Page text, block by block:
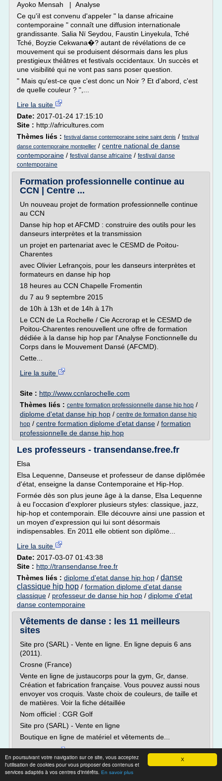
X
En poursuivant votre navigation sur ce site, vous acceptez
l'utilisation de cookies pour vous proposer des contenus et
services adaptés à vos centres d'intérêts. En savoir plus
Ayoko Mensah | Analyse
Ce qu'il est convenu d'appeler " la danse africaine
contemporaine " connaît une diffusion internationale
grandissante. Salia Nï Seydou, Faustin Linyekula, Tché
Tché, Boyzie Cekwana�? autant de révélations de ce
mouvement qui se produisent désormais dans les plus
prestigieux théâtres et festivals occidentaux. Un succès et
une visibilité qui ne vont pas sans poser question.
" Mais qu'est-ce que c'est donc un Noir ? Et d'abord, c'est
de quelle couleur ? ",...
Lire la suite
Date: 2017-01-24 17:15:10
Site : http://africultures.com
Thèmes liés : festival danse contemporaine seine saint denis / festival
danse contemporaine montpellier / centre national de danse
contemporaine / festival danse africaine / festival danse
contemporaine
Formation professionnelle continue au
CCN | Centre ...
Un nouveau projet de formation professionnelle continue
au CCN
Danse hip hop et AFCMD : construire des outils pour les
danseurs interprètes et la transmission
un projet en partenariat avec le CESMD de Poitou-
Charentes
avec Olivier Lefrançois, pour les danseurs interprètes et
formateurs en danse hip hop
18 heures au CCN Chapelle Fromentin
du 7 au 9 septembre 2015
de 10h à 13h et de 14h à 17h
Le CCN de La Rochelle / Cie Accrorap et le CESMD de
Poitou-Charentes renouvellent une offre de formation
dédiée à la danse hip hop par l'Analyse Fonctionnelle du
Corps dans le Mouvement Dansé (AFCMD).
Cette...
Lire la suite
Site : http://www.ccnlarochelle.com
Thèmes liés : centre formation professionnelle danse hip hop /
diplome d'etat danse hip hop / centre de formation danse hip
hop / centre formation diplome d'etat danse / formation
professionnelle de danse hip hop
Les professeurs - transendanse.free.fr
Elsa
Elsa Lequenne, Danseuse et professeur de danse diplômée
d'état, enseigne la danse Contemporaine et Hip-Hop.
Formée dès son plus jeune âge à la danse, Elsa Lequenne
à eu l'occasion d'explorer plusieurs styles: classique, jazz,
hip-hop et contemporain. Elle découvre ainsi une passion et
un moyen d'expression qui lui sont désormais
indispensables. En 2011 elle obtient son diplôme...
Lire la suite
Date: 2017-03-07 01:43:38
Site : http://transendanse.free.fr
Thèmes liés : diplome d'etat danse hip hop / danse
classique hip hop / formation diplome d'etat danse
classique / professeur de danse hip hop / diplome d'etat
danse contemporaine
Vêtements de danse : les 11 meilleurs
sites
Site pro (SARL) - Vente en ligne. En ligne depuis 6 ans
(2011).
Crosne (France)
Vente en ligne de justaucorps pour la gym, Gr, danse.
Création et fabrication française. Vous pouvez aussi nous
envoyer vos croquis. Vaste choix de couleurs, de taille et
de matières. Voir la fiche détaillée
Nom officiel : CGR Golf
Site pro (SARL) - Vente en ligne
Boutique en ligne de matériel et vêtements de...
Site :http://www.webrankinfo.com